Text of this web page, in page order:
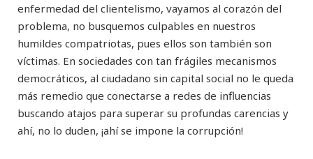
enfermedad del clientelismo, vayamos al corazón del
problema, no busquemos culpables en nuestros
humildes compatriotas, pues ellos son también son
víctimas. En sociedades con tan frágiles mecanismos
democráticos, al ciudadano sin capital social no le queda
más remedio que conectarse a redes de influencias
buscando atajos para superar su profundas carencias y
ahí, no lo duden, ¡ahí se impone la corrupción!